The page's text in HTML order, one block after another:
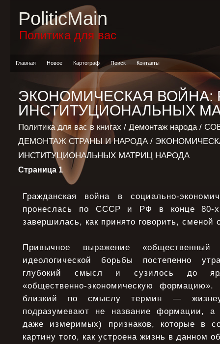
PoliticMain
Политика для вас
Главная Новое Картограф Поиск Контакты
ЭКОНОМИЧЕСКАЯ ВОЙНА:
ИНСТИТУЦИОНАЛЬНЫХ
Политика для вас в книгах / Демонтаж народа/
ДЕМОНТАЖ СТРАНЫ И НАРОДА/
ИНСТИТУЦИОНАЛЬНЫХ МАТРИЦ НАРОДА
Страница 1
Гражданская война в социально-
пронеслась по СССР и РФ в конце 80-
завершилась, как принято говорить, сменой
Привычное выражение
идеологической борьбы постепенно
глубокий смысл и сузилось до
«общественно-экономическую
близкий по смыслу термин —
подразумевают не название формации,
даже измеримых) признаков, которые в
картину того, как устроена жизнь в данном